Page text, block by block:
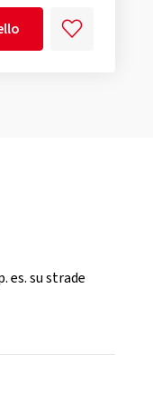
es. su strade